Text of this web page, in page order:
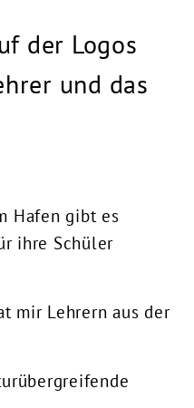
der Logos
und das
Hafen gibt es
ihre Schüler
mir Lehrern aus der